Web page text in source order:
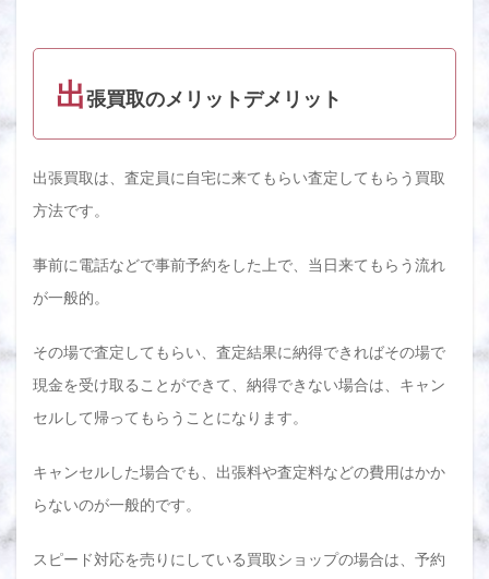
出張買取のメリットデメリット
出張買取は、査定員に自宅に来てもらい査定してもらう買取
方法です。
事前に電話などで事前予約をした上で、当日来てもらう流れ
が一般的。
その場で査定してもらい、査定結果に納得できればその場で
現金を受け取ることができて、納得できない場合は、キャン
セルして帰ってもらうことになります。
キャンセルした場合でも、出張料や査定料などの費用はかか
らないのが一般的です。
スピード対応を売りにしている買取ショップの場合は、予約